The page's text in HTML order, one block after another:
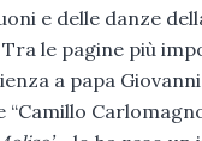
e delle danze
le pagine più
a papa